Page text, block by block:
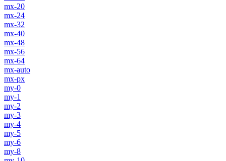
mx-20
mx-24
mx-32
mx-40
mx-48
mx-56
mx-64
mx-auto
mx-px
my-0
my-1
my-2
my-3
my-4
my-5
my-6
my-8